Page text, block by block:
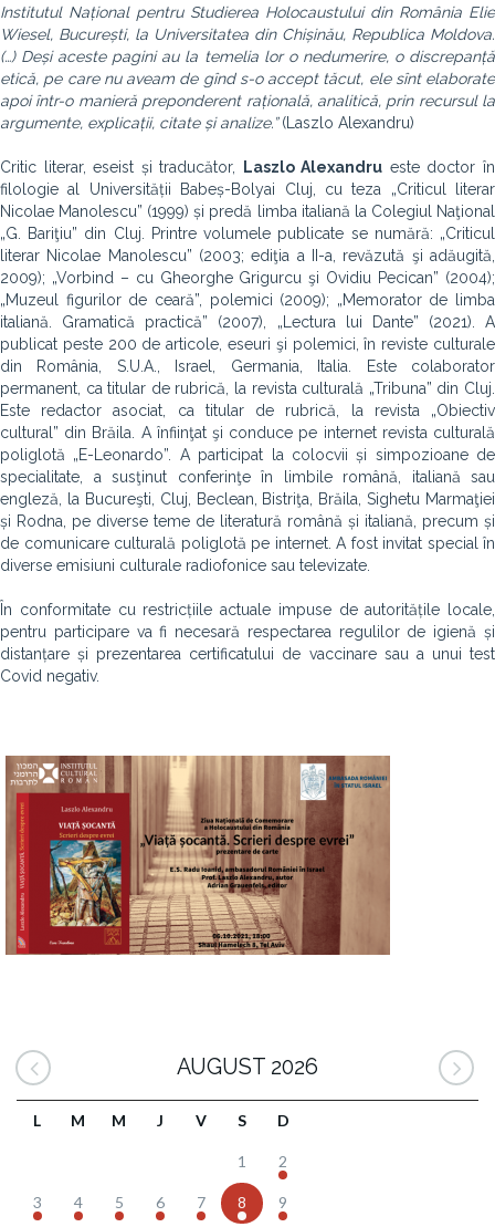
Institutul Național pentru Studierea Holocaustului din România Elie
Wiesel, București, la Universitatea din Chișinău, Republica Moldova.
(…) Deși aceste pagini au la temelia lor o nedumerire, o discrepanță
etică, pe care nu aveam de gînd s-o accept tăcut, ele sînt elaborate
apoi într-o manieră preponderent rațională, analitică, prin recursul la
argumente, explicații, citate și analize.”(Laszlo Alexandru)
Critic literar, eseist și traducător, Laszlo Alexandru este doctor în
filologie al Universității Babeș-Bolyai Cluj, cu teza „Criticul literar
Nicolae Manolescu” (1999) și predă limba italiană la Colegiul Naţional
„G. Bariţiu” din Cluj. Printre volumele publicate se numără: „Criticul
literar Nicolae Manolescu” (2003; ediţia a II-a, revăzută şi adăugită,
2009); „Vorbind – cu Gheorghe Grigurcu şi Ovidiu Pecican” (2004);
„Muzeul figurilor de ceară”, polemici (2009); „Memorator de limba
italiană. Gramatică practică” (2007), „Lectura lui Dante” (2021). A
publicat peste 200 de articole, eseuri şi polemici, în reviste culturale
din România, S.U.A., Israel, Germania, Italia. Este colaborator
permanent, ca titular de rubrică, la revista culturală „Tribuna” din Cluj.
Este redactor asociat, ca titular de rubrică, la revista „Obiectiv
cultural” din Brăila. A înfiinţat şi conduce pe internet revista culturală
poliglotă „E-Leonardo”. A participat la colocvii și simpozioane de
specialitate, a susţinut conferinţe în limbile română, italiană sau
engleză, la Bucureşti, Cluj, Beclean, Bistriţa, Brăila, Sighetu Marmaţiei
și Rodna, pe diverse teme de literatură română și italiană, precum și
de comunicare culturală poliglotă pe internet. A fost invitat special în
diverse emisiuni culturale radiofonice sau televizate.
În conformitate cu restricțiile actuale impuse de autoritățile locale,
pentru participare va fi necesară respectarea regulilor de igienă și
distanțare și prezentarea certificatului de vaccinare sau a unui test
Covid negativ.
AUGUST 2026
L M M J V S D
1 2
3 4 5 6 7 8 9